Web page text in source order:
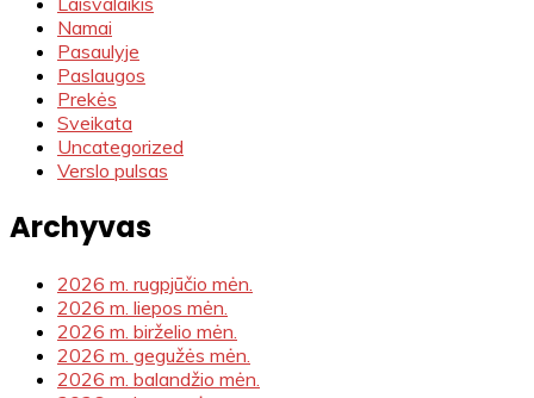
Namai
Pasaulyje
Paslaugos
Prekės
Sveikata
Uncategorized
Verslo pulsas
Archyvas
2026 m. rugpjūčio mėn.
2026 m. liepos mėn.
2026 m. birželio mėn.
2026 m. gegužės mėn.
2026 m. balandžio mėn.